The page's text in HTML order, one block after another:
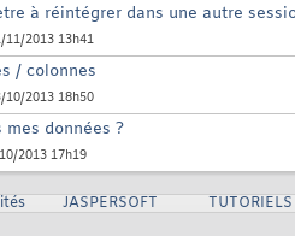
à réintégrer dans une autre
11/2013 13h41
/ colonnes
10/2013 18h50
mes données ?
2013 17h19
JASPERSOFT TUTORIELS